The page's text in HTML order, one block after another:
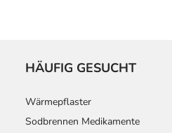
HÄUFIG GESUCHT
Wärmepflaster
Sodbrennen Medikamente